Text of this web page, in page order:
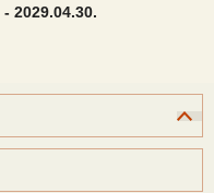
2029.04.30.